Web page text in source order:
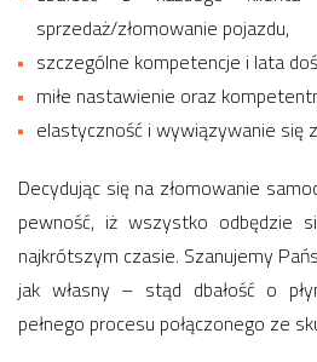
sprzedaż/złomowanie pojazdu,
szczególne kompetencje i lata
miłe nastawienie oraz
elastyczność i wywiązywanie się
Decydując się na złomowanie
pewność, iż wszystko
najkrótszym czasie. Szanujemy
jak własny – stąd dbałość o
pełnego procesu połączonego ze